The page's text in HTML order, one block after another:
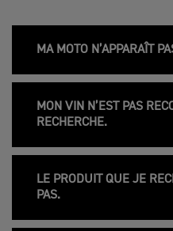
MA MOTO N’APPARAÎT
MON VIN N’EST PAS
RECHERCHE.
LE PRODUIT QUE JE
PAS.